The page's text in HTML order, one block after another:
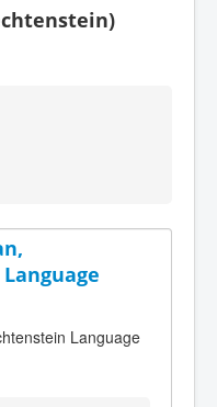
Language